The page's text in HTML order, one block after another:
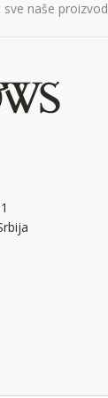
sve naše